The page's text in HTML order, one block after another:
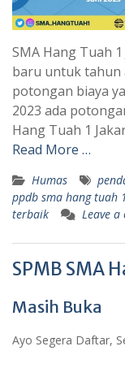
SMA Hang Tuah
baru untuk tahun
potongan biaya
2023 ada
Hang Tuah 1
Read More …
Humas
ppdb sma hang tuah
terbaik
Leave a
SPMB SMA
Masih Buka
Ayo Segera Daftar,